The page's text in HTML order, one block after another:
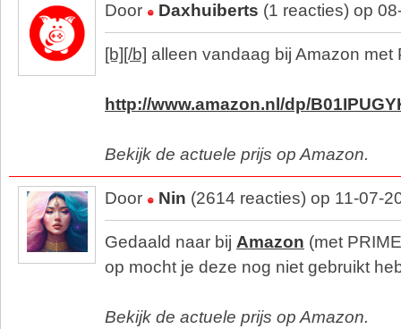
Door Daxhuiberts (1 reacties) op
[b][/b] alleen vandaag bij Amazon met
http://www.amazon.nl/dp/
Bekijk de actuele prijs op Amazon.
Door Nin (2614 reacties) op 11-07-
Gedaald naar bij Amazon (met
op mocht je deze nog niet gebruikt
Bekijk de actuele prijs op Amazon.